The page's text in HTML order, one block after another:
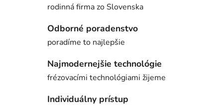
rodinná firma zo Slovenska
Odborné poradenstvo
poradíme to najlepšie
Najmodernejšie technológie
frézovacími technológiami žijeme
Individuálny prístup